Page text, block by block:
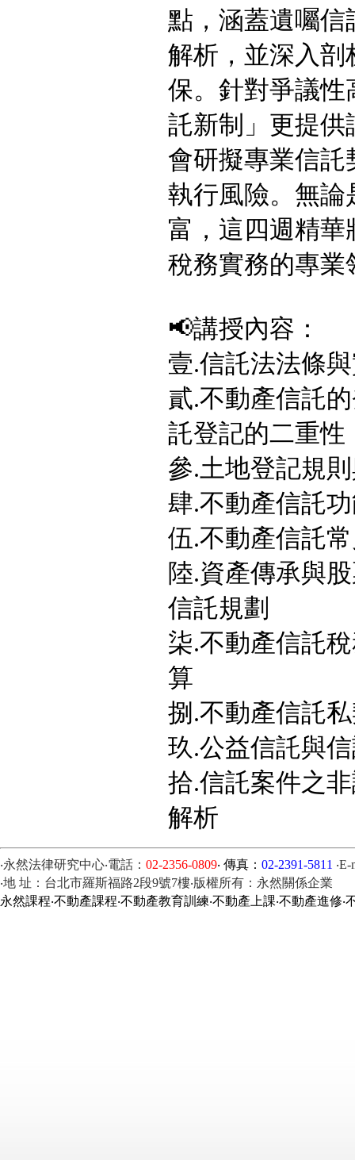
點，涵蓋遺囑信
解析，並深入剖
保。針對爭議性
託新制」更提供
會研擬專業信託
執行風險。無論
富，這四週精
稅務實務的專業
📢講授內容：
壹.信託法法條
貳.不動產信託
託登記的二重性
參.土地登記規
肆.不動產信託
伍.不動產信託
陸.資產傳承與
信託規劃
柒.不動產信託
算
捌.不動產信託
玖.公益信託與
拾.信託案件之
解析
‧永然法律研究中心‧電話： 02-2356-0809‧ 傳真： 02-2391-5811
‧地 址：台北市羅斯福路2段9號7樓‧版權所有：永然關係企業
永然課程‧不動產課程‧不動產教育訓練‧不動產上課‧不動產進修‧